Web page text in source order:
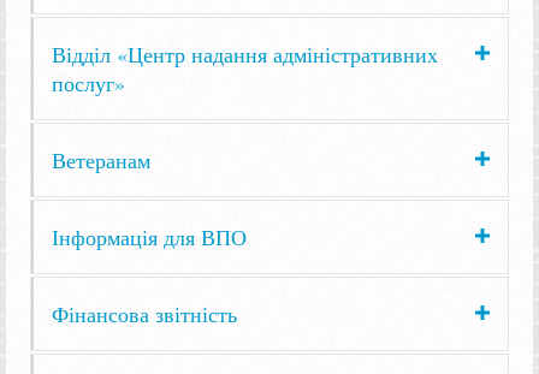
Відділ «Центр надання адміністративних
послуг»
Ветеранам
Інформація для ВПО
Фінансова звітність